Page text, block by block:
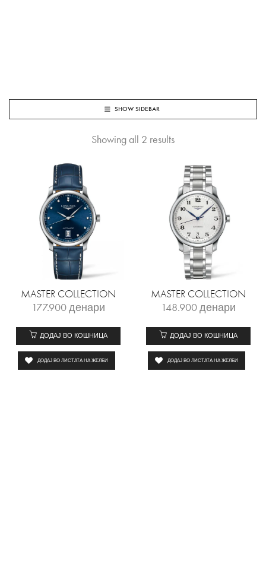
SHOW SIDEBAR
Showing all 2 results
MASTER COLLECTION
177.900денари
ДОДАЈ ВО КОШНИЦА
ДОДАЈ ВО ЛИСТАТА НА ЖЕЛБИ
MASTER COLLECTION
148.900денари
ДОДАЈ ВО КОШНИЦА
ДОДАЈ ВО ЛИСТАТА НА ЖЕЛБИ